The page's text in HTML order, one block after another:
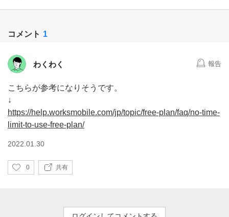
コメント 1
わくわく 報告
こちらが参考になりそうです。
↓
https://help.worksmobile.com/jp/topic/free-plan/faq/no-time-
limit-to-use-free-plan/
2022.01.30
い
0 共有